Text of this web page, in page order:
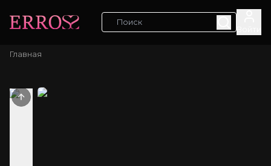
Главная
Previous slide